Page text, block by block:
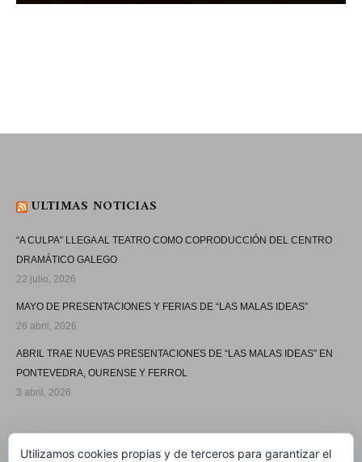
ULTIMAS NOTICIAS
“A CULPA” LLEGA AL TEATRO COMO COPRODUCCIÓN DEL CENTRO
DRAMÁTICO GALEGO
22 julio, 2026
MAYO DE PRESENTACIONES Y FERIAS DE “LAS MALAS IDEAS”
26 abril, 2026
ABRIL TRAE NUEVAS PRESENTACIONES DE “LAS MALAS IDEAS” EN
PONTEVEDRA, OURENSE Y FERROL
3 abril, 2026
Utilizamos cookies propias y de terceros para garantizar el